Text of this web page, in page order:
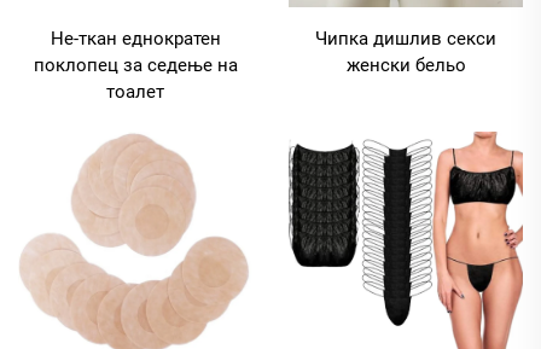
Не-ткан еднократен
поклопец за седење на
тоалет
Чипка дишлив секси
женски бельо